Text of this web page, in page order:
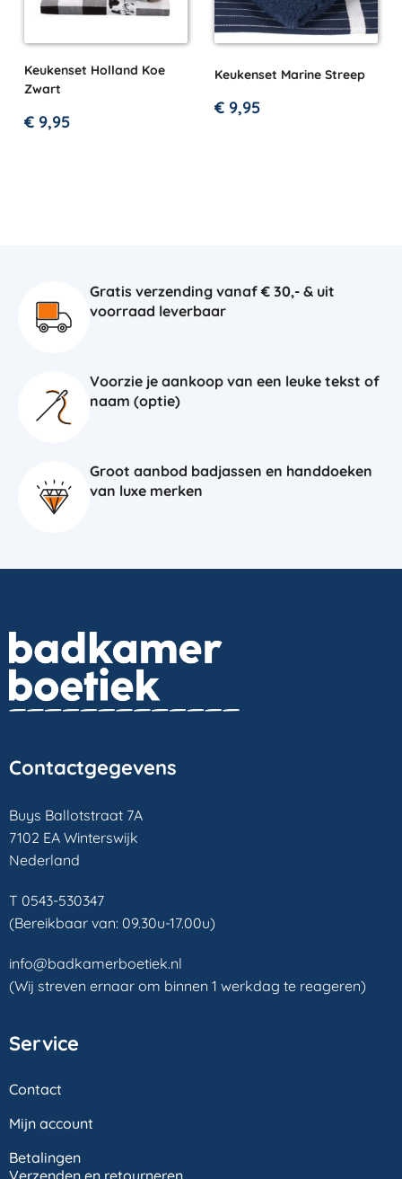
Keukenset Holland Koe
Zwart
€ 9,95
Keukenset Marine Streep
€ 9,95
Gratis verzending vanaf € 30,- & uit
voorraad leverbaar
Voorzie je aankoop van een leuke tekst of
naam (optie)
Groot aanbod badjassen en handdoeken
van luxe merken
Contactgegevens
Buys Ballotstraat 7A
7102 EA Winterswijk
Nederland
T 0543-530347
(Bereikbaar van: 09.30u-17.00u)
info@badkamerboetiek.nl
(Wij streven ernaar om binnen 1 werkdag te reageren)
Service
Contact
Mijn account
Betalingen
Verzenden en retourneren